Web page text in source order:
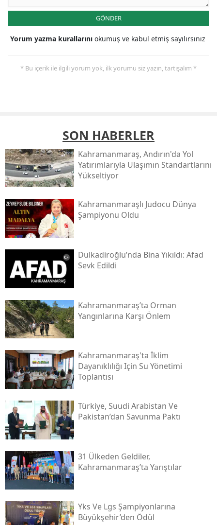
GÖNDER
Yorum yazma kurallarını okumuş ve kabul etmiş sayılırsınız
* Bu içerik ile ilgili yorum yok, ilk yorumu siz yazın, tartışalım *
SON HABERLER
Kahramanmaraş, Andırın'da Yol
Yatırımlarıyla Ulaşımın Standartlarını
Yükseltiyor
Kahramanmaraşlı Judocu Dünya
Şampiyonu Oldu
Dulkadiroğlu’nda Bina Yıkıldı: Afad
Sevk Edildi
Kahramanmaraş’ta Orman
Yangınlarına Karşı Önlem
Kahramanmaraş'ta İklim
Dayanıklılığı Için Su Yönetimi
Toplantısı
Türkiye, Suudi Arabistan Ve
Pakistan’dan Savunma Paktı
31 Ülkeden Geldiler,
Kahramanmaraş’ta Yarıştılar
Yks Ve Lgs Şampiyonlarına
Büyükşehir’den Ödül